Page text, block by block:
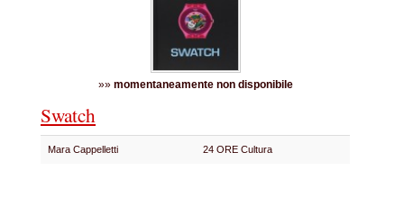
»» momentaneamente non disponibile
Swatch
Mara Cappelletti 24 ORE Cultura